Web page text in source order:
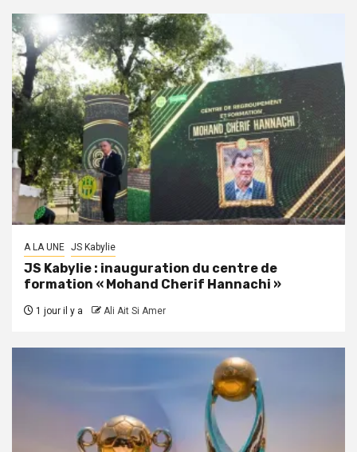
A LA UNE JS Kabylie
JS Kabylie : inauguration du centre de
formation « Mohand Cherif Hannachi »
1 jour il y a Ali Ait Si Amer